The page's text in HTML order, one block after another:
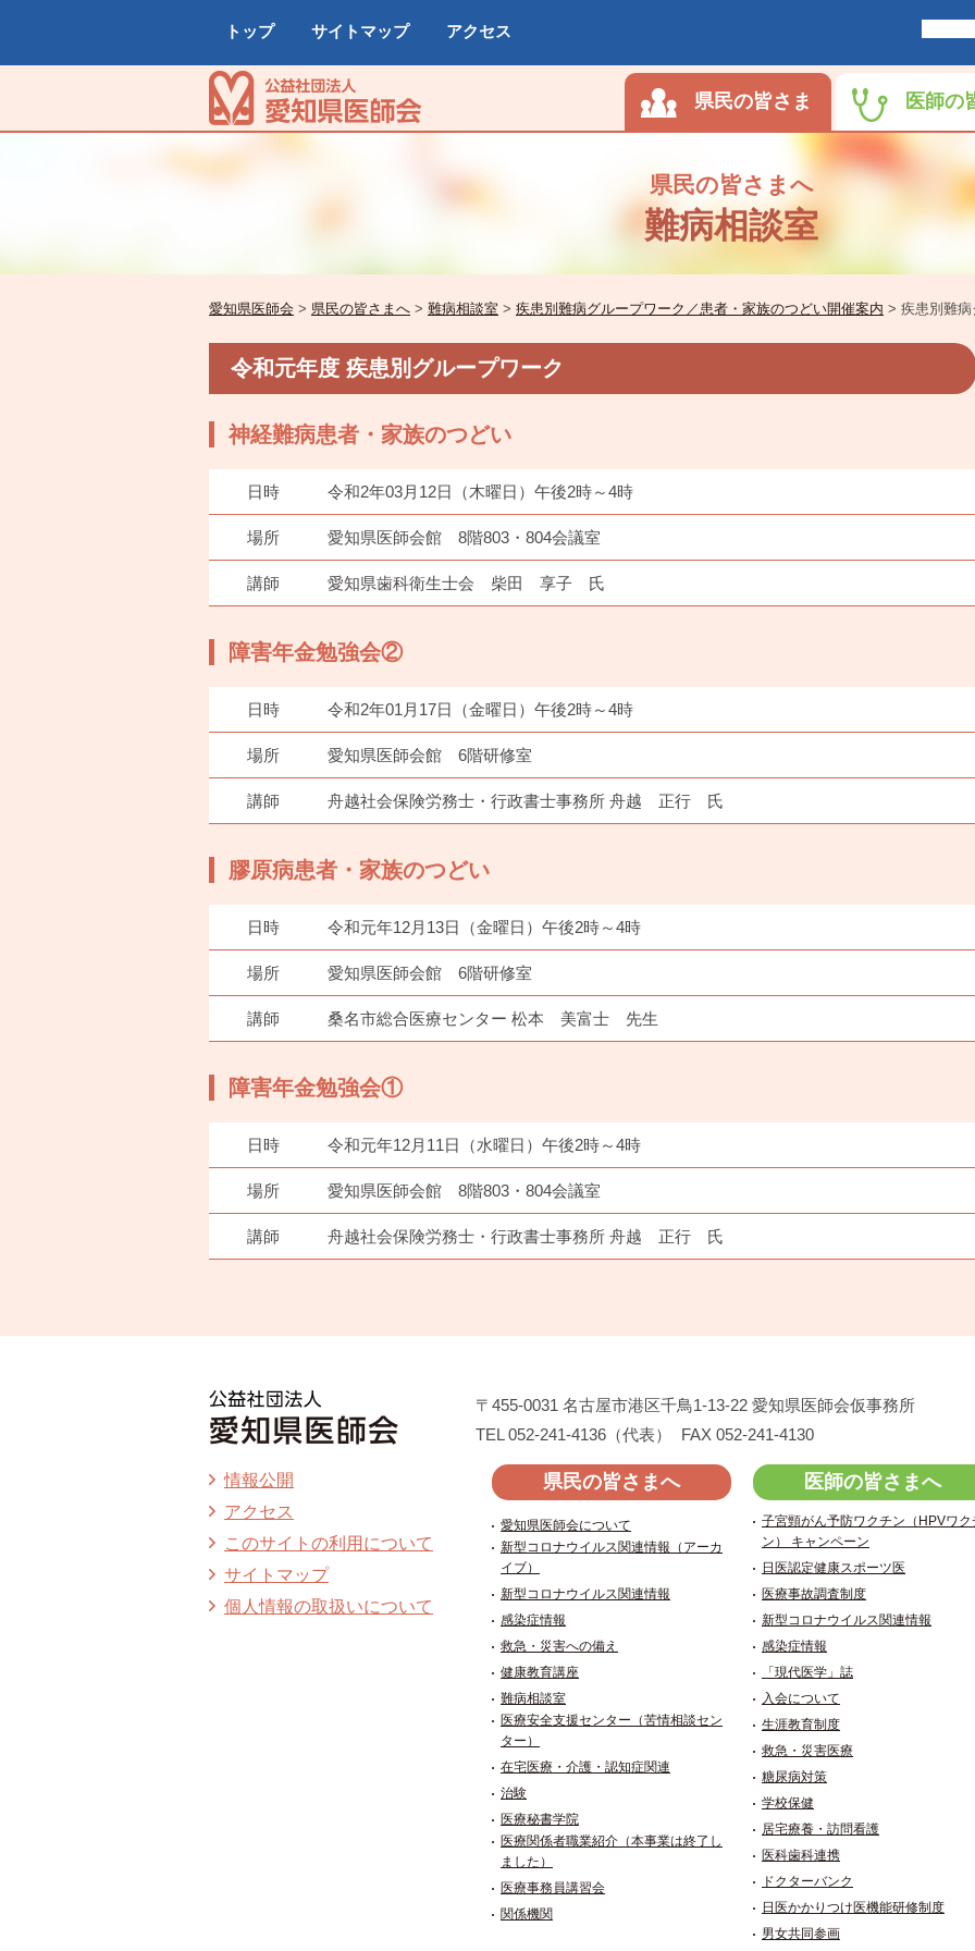
トップ サイトマップ アクセス
県民の皆さま 医師の
県民の皆さまへ
難病相談室
愛知県医師会 > 県民の皆さまへ > 難病相談室 > 疾患別難病グループワーク／患者・家族のつどい開催案内 > 疾患別難病
令和元年度 疾患別グループワーク
神経難病患者・家族のつどい
日時 令和2年03月12日（木曜日）午後2時～4時
場所 愛知県医師会館 8階803・804会議室
講師 愛知県歯科衛生士会 柴田 享子 氏
障害年金勉強会②
日時 令和2年01月17日（金曜日）午後2時～4時
場所 愛知県医師会館 6階研修室
講師 舟越社会保険労務士・行政書士事務所 舟越 正行 氏
膠原病患者・家族のつどい
日時 令和元年12月13日（金曜日）午後2時～4時
場所 愛知県医師会館 6階研修室
講師 桑名市総合医療センター 松本 美富士 先生
障害年金勉強会①
日時 令和元年12月11日（水曜日）午後2時～4時
場所 愛知県医師会館 8階803・804会議室
講師 舟越社会保険労務士・行政書士事務所 舟越 正行 氏
〒455-0031 名古屋市港区千鳥1-13-22 愛知県医師会仮事務所
TEL 052-241-4136（代表）
FAX 052-241-4130
情報公開
アクセス
このサイトの利用について
サイトマップ
個人情報の取扱いについて
県民の皆さまへ
愛知県医師会について
新型コロナウイルス関連情報（アーカ
イブ）
新型コロナウイルス関連情報
感染症情報
救急・災害への備え
健康教育講座
難病相談室
医療安全支援センター（苦情相談セン
ター）
在宅医療・介護・認知症関連
治験
医療秘書学院
医療関係者職業紹介（本事業は終了し
ました）
医療事務員講習会
関係機関
医師の皆さまへ
子宮頸がん予防ワクチン（HPVワク
ン） キャンペーン
日医認定健康スポーツ医
医療事故調査制度
新型コロナウイルス関連情報
感染症情報
「現代医学」誌
入会について
生涯教育制度
救急・災害医療
糖尿病対策
学校保健
居宅療養・訪問看護
医科歯科連携
ドクターバンク
日医かかりつけ医機能研修制度
男女共同参画